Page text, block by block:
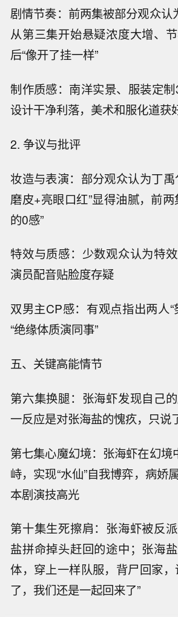
剧情节奏：前两集被部分观众认
从第三集开始悬疑浓度大增、
后“像开了挂一样”
制作质感：南洋实景、服装定
设计干净利落，美术和服化道获
2. 争议与批评
妆造与表演：部分观众认为丁
磨皮+亮眼口红”显得油腻，前
的0感”
特效与质感：少数观众认为特
演员配音贴脸度存疑
双男主CP感：有观点指出两人
“绝缘体质演同事”
五、关键高能情节
第六集换腿：张海虾发现自己
一反应是对张海盐的愧疚，只说
第七集心魔幻境：张海虾在幻境
峙，实现“水仙”自我博弈，病娇
本剧演技高光
第十集生死擦肩：张海虾被反
盐拼命掉头赶回的途中；张海
体，穿上一样队服，背尸回家
了，我们还是一起回来了”